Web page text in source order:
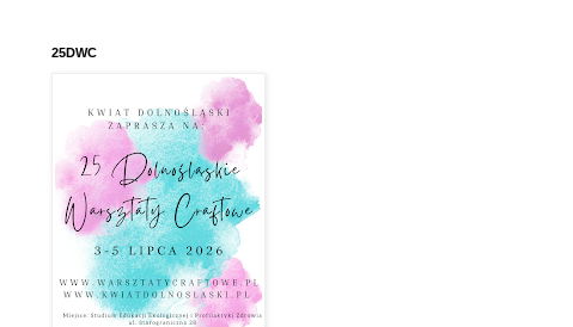
25DWC